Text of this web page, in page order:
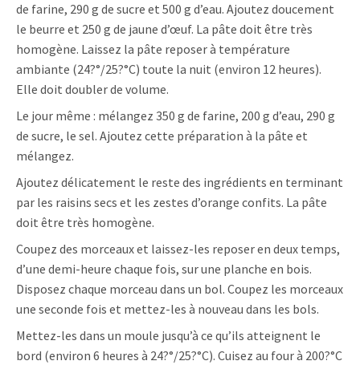
de farine, 290 g de sucre et 500 g d’eau. Ajoutez doucement
le beurre et 250 g de jaune d’œuf. La pâte doit être très
homogène. Laissez la pâte reposer à température
ambiante (24?°/25?°C) toute la nuit (environ 12 heures).
Elle doit doubler de volume.
Le jour même : mélangez 350 g de farine, 200 g d’eau, 290 g
de sucre, le sel. Ajoutez cette préparation à la pâte et
mélangez.
Ajoutez délicatement le reste des ingrédients en terminant
par les raisins secs et les zestes d’orange confits. La pâte
doit être très homogène.
Coupez des morceaux et laissez-les reposer en deux temps,
d’une demi-heure chaque fois, sur une planche en bois.
Disposez chaque morceau dans un bol. Coupez les morceaux
une seconde fois et mettez-les à nouveau dans les bols.
Mettez-les dans un moule jusqu’à ce qu’ils atteignent le
bord (environ 6 heures à 24?°/25?°C). Cuisez au four à 200?°C